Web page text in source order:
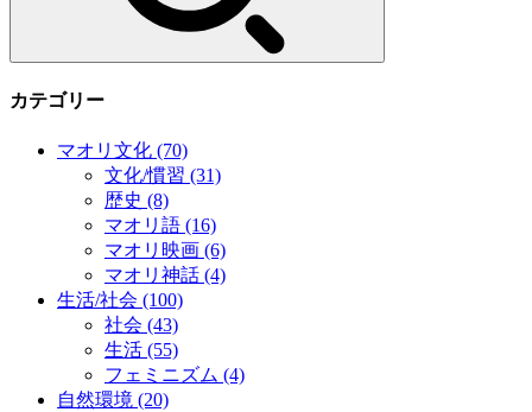
カテゴリー
マオリ文化 (70)
文化/慣習 (31)
歴史 (8)
マオリ語 (16)
マオリ映画 (6)
マオリ神話 (4)
生活/社会 (100)
社会 (43)
生活 (55)
フェミニズム (4)
自然環境 (20)